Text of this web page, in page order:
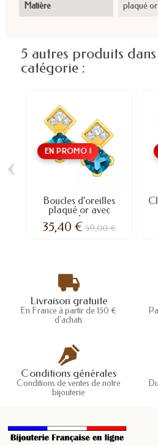
Matière plaqué or
5 autres produits
catégorie :
EN PROMO !
Boucles d’oreilles
plaqué or avec
oxydes...
35,40 €59,00 €
‹
Livraison gratuite
En France à partir de 150 €
d'achats
Conditions générales
Conditions de ventes de notre
bijouterie